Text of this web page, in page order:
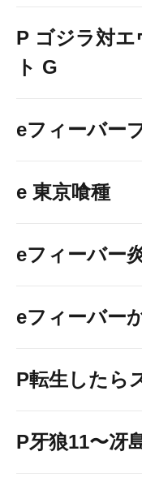
P ゴジラ対
ト G
eフィーバー
e 東京喰種
eフィーバー
eフィーバー
P転生したら
P牙狼11〜冴